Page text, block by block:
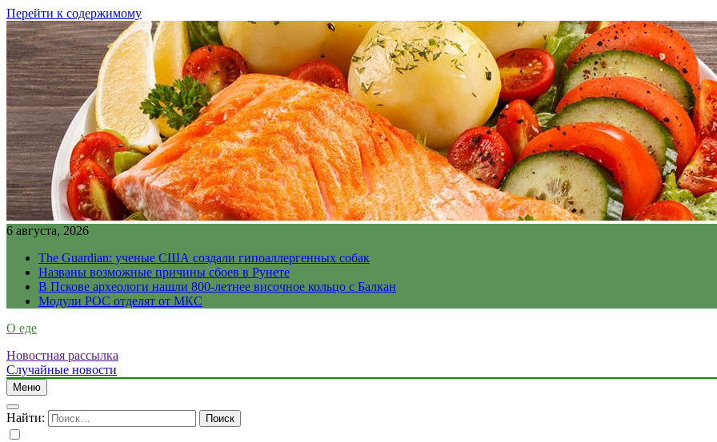
Перейти к содержимому
6 августа, 2026
The Guardian: ученые США создали гипоаллергенных собак
Названы возможные причины сбоев в Рунете
В Пскове археологи нашли 800-летнее височное кольцо с Балкан
Модули РОС отделят от МКС
О еде
Новостная рассылка
Случайные новости
Меню
Найти: